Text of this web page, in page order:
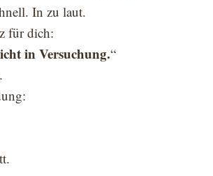
In zu laut.
für dich:
in Versuchung.“